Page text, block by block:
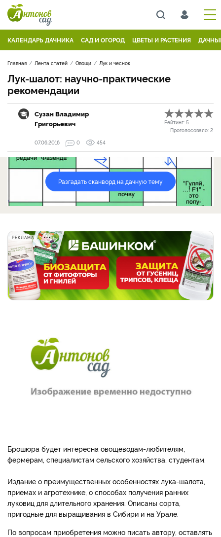
КАЛЕНДАРЬ ДАЧНИКА САД И ОГОРОД ЦВЕТЫ И РАСТЕНИЯ
Главная Лента статей Овощи Лук и чеснок
Лук-шалот: научно-практические
рекомендации
Сузан Владимир
Григорьевич
Рейтинг: 5
Проголосовало: 2
07.06.2016
0 454
Разгадать сканворд на дачную тему
РЕКЛАМА
Брошюра будет интересна овощеводам-любителям,
фермерам, специалистам сельского хозяйства, студентам.
Издание о преимущественных особенностях лука-шалота,
приемах и агротехнике, о способах получения ранних
луковиц для длительного хранения. Описаны сорта,
пригодные для выращивания в Сибири и на Урале.
По вопросам приобретения можно писать автору, оставлять